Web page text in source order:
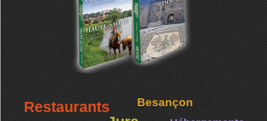
Restaurants Besançon